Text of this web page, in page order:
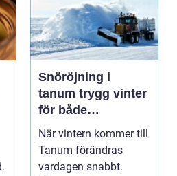
Snöröjning i
tanum trygg vinter
för både
privatpersoner och
företag
När vintern kommer till
Tanum förändras
vardagen snabbt.